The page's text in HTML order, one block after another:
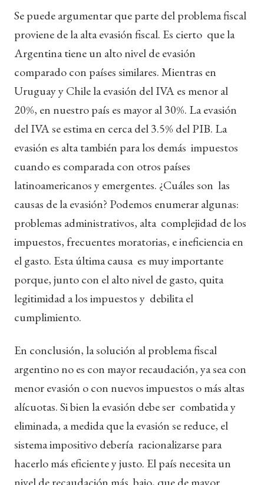
Se puede argumentar que parte del problema fiscal
proviene de la alta evasión fiscal. Es cierto que la
Argentina tiene un alto nivel de evasión
comparado con países similares. Mientras en
Uruguay y Chile la evasión del IVA es menor al
20%, en nuestro país es mayor al 30%. La evasión
del IVA se estima en cerca del 3.5% del PIB. La
evasión es alta también para los demás impuestos
cuando es comparada con otros países
latinoamericanos y emergentes. ¿Cuáles son las
causas de la evasión? Podemos enumerar algunas:
problemas administrativos, alta complejidad de los
impuestos, frecuentes moratorias, e ineficiencia en
el gasto. Esta última causa es muy importante
porque, junto con el alto nivel de gasto, quita
legitimidad a los impuestos y debilita el
cumplimiento.
En conclusión, la solución al problema fiscal
argentino no es con mayor recaudación, ya sea con
menor evasión o con nuevos impuestos o más altas
alícuotas. Si bien la evasión debe ser combatida y
eliminada, a medida que la evasión se reduce, el
sistema impositivo debería racionalizarse para
hacerlo más eficiente y justo. El país necesita un
nivel de recaudación más bajo, que de mayor